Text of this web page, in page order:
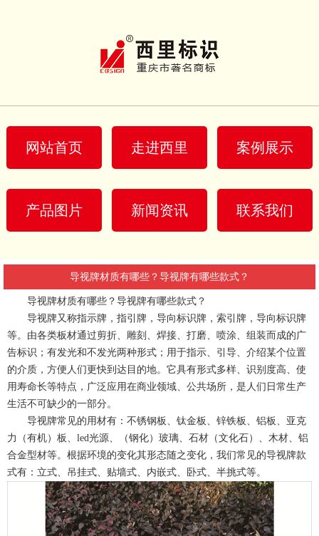
网站首页 走进西里 案例展示
产品图片 新闻资讯 联系我们
导视牌材质有哪些？导视牌有哪些款式？
导视牌材质有哪些？导视牌有哪些款式？
导视牌又称指示牌，指引牌，导向标识牌，索引牌，导向标识牌
等。由各类板材通过剪折、雕刻、焊接、打磨、喷涂、组装而成的广
告标识；有发光和不发光两种形式；用于指示、引导、介绍某个位置
的介质，方便人们更快到达目的地。它具有形式多样、识别度高、使
用寿命长等特点，广泛应用在商业领域、公共场所，是人们日常生产
生活不可缺少的一部分。
导视牌常见的用材有：不锈钢板、钛金板、锌铁板、铝板、亚克
力（有机）板、led光源、（钢化）玻璃、石材（文化石）、木材、铝
合金型材等。根据环境的变化其形态随之变化，我们常见的导视牌款
式有：立式、吊挂式、贴墙式、内嵌式、卧式、半挑式等。